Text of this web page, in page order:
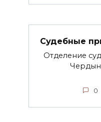
Судебные
Отделение
0